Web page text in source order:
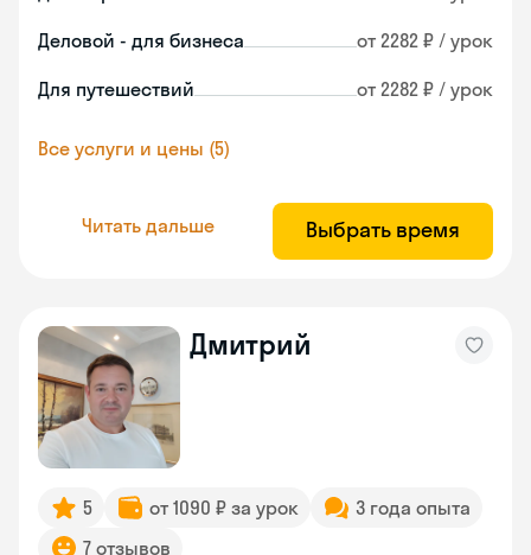
Деловой - для бизнеса от 2282 ₽ / урок
Для путешествий от 2282 ₽ / урок
Все услуги и цены (5)
Читать дальше Выбрать время
Дмитрий
5 от 1090 ₽ за урок
3 года опыта
7 отзывов